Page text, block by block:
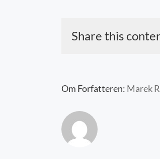
Share this
Om Forfatteren: Marek